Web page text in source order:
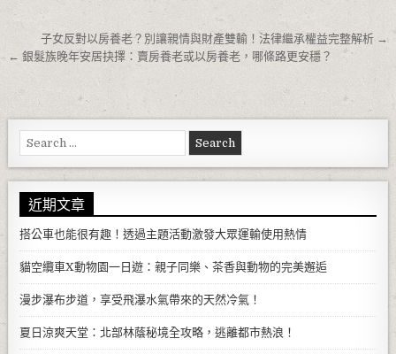
文章導覽
子女反對以房養老？別讓親情與財產雙輸！法律繼承權益完整解析 →
← 銀髮族晚年安居抉擇：賣房養老或以房養老，哪條路更安穩？
Search for:
近期文章
搭公車也能很有趣！透過主題活動激發大眾運輸使用熱情
貓空纜車X動物園一日遊：親子同樂、茶香與動物的完美邂逅
漫步瀑布步道，享受飛瀑水氣帶來的天然冷氣！
夏日涼爽天堂：北部林蔭秘境全攻略，逃離都市熱浪！